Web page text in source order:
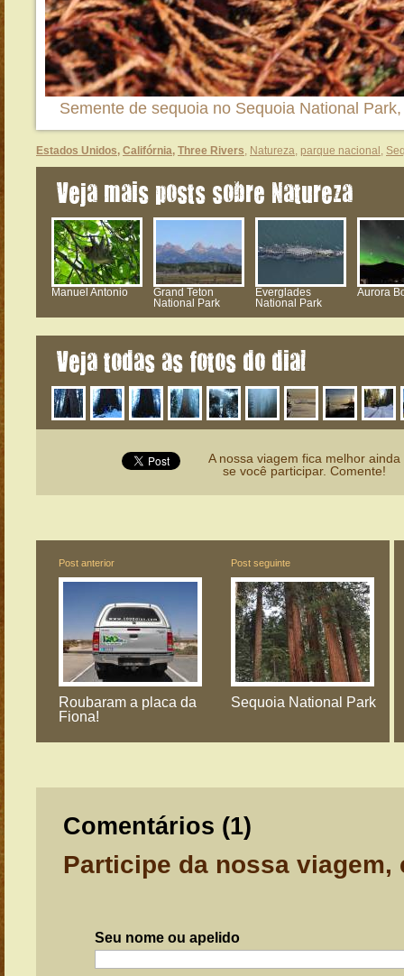
Semente de sequoia no Sequoia National
Estados Unidos, Califórnia, Three Rivers, Natureza, parque nacional ,
Veja mais posts sobre Natureza
Manuel Antonio
Grand Teton
National Park
Everglades
National Park
Aurora
Veja todas as fotos do dia!
A nossa viagem fica melhor ainda
se você participar. Comente!
Post anterior
Roubaram a placa da
Fiona!
Post seguinte
Sequoia National Park
Comentários (1)
Participe da nossa viagem,
Seu nome ou apelido